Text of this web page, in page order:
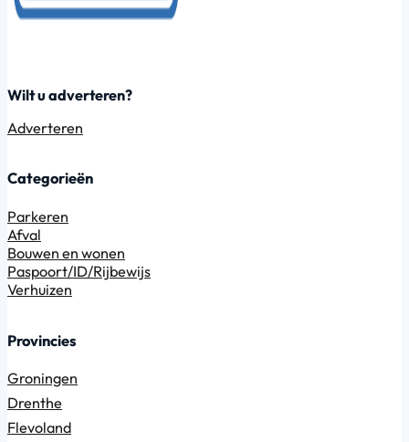
Wilt u adverteren?
Adverteren
Categorieën
Parkeren
Afval
Bouwen en wonen
Paspoort/ID/Rijbewijs
Verhuizen
Provincies
Groningen
Drenthe
Flevoland